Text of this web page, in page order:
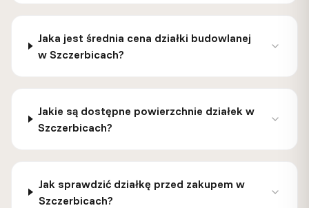
Jaka jest średnia cena działki budowlanej
w Szczerbicach?
Jakie są dostępne powierzchnie działek w
Szczerbicach?
Jak sprawdzić działkę przed zakupem w
Szczerbicach?